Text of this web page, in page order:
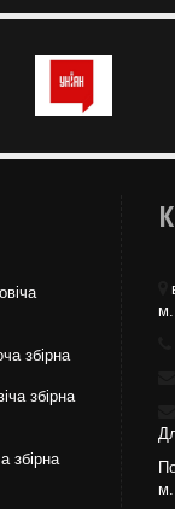
збірна
збірна
збірна
м.